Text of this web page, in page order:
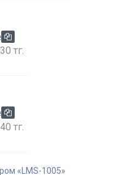
тг.
тг.